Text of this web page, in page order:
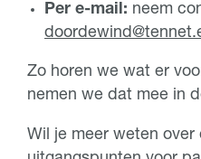
Per e-mail: neem
Zo horen we wat er
nemen we dat mee in
Wil je meer weten over